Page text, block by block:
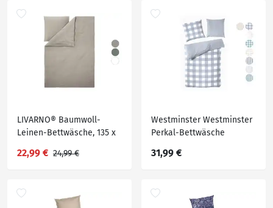
LIVARNO® Baumwoll-
Leinen-Bettwäsche, 135 x
22,99 € 24,99 €
Westminster Westminster
Perkal-Bettwäsche
31,99 €